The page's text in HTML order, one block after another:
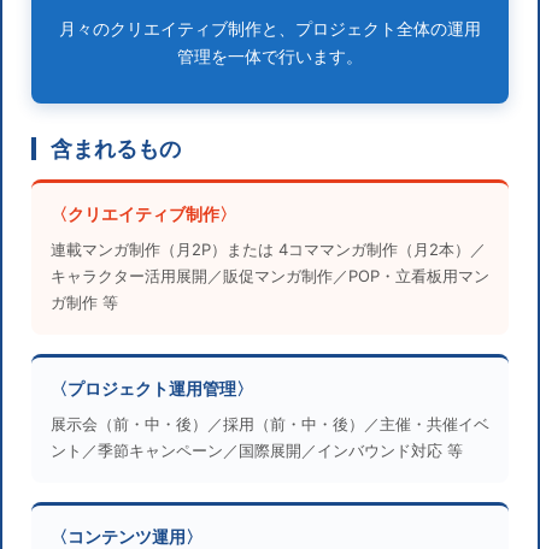
月々のクリエイティブ制作と、プロジェクト全体の運用
管理を一体で行います。
含まれるもの
〈クリエイティブ制作〉
連載マンガ制作（月2P）または 4コママンガ制作（月2本）／
キャラクター活用展開／販促マンガ制作／POP・立看板用マン
ガ制作 等
〈プロジェクト運用管理〉
展示会（前・中・後）／採用（前・中・後）／主催・共催イベ
ント／季節キャンペーン／国際展開／インバウンド対応 等
〈コンテンツ運用〉